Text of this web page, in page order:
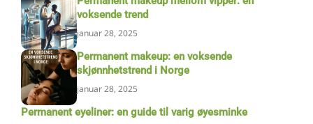
voksende trend
januar 28, 2025
Permanent makeup: en voksende
skjønnhetstrend i Norge
januar 28, 2025
Permanent eyeliner: en guide til varig øyesminke